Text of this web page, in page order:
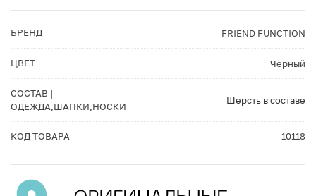
БРЕНД FRIEND FUNCTION
ЦВЕТ Черный
СОСТАВ |
ОДЕЖДА,ШАПКИ,НОСКИ
Шерсть в составе
КОД ТОВАРА 10118